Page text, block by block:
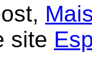
site